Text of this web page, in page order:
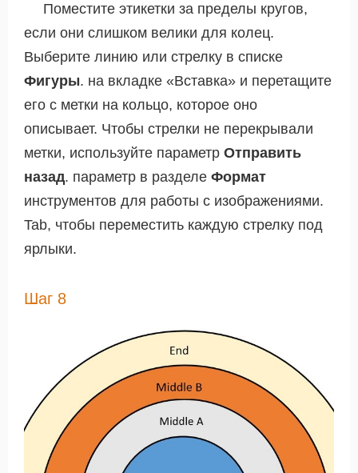
Поместите этикетки за пределы кругов,
если они слишком велики для колец.
Выберите линию или стрелку в списке
Фигуры. на вкладке «Вставка» и перетащите
его с метки на кольцо, которое оно
описывает. Чтобы стрелки не перекрывали
метки, используйте параметр Отправить
назад. параметр в разделе Формат
инструментов для работы с изображениями.
Tab, чтобы переместить каждую стрелку под
ярлыки.
Шаг 8